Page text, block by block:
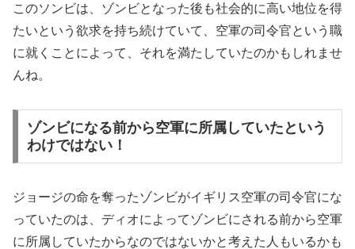
このソンビは、ゾンビとなった後も社会的に高い地位を得
たいという欲求を持ち続けていて、空軍の司令官という職
に就くことによって、それを満たしていたのかもしれませ
んね。
ゾンビになる前から空軍に所属していたという
わけではない！
ジョージの命を奪ったゾンビがイギリス空軍の司令官にな
っていたのは、ディオによってゾンビにされる前から空軍
に所属していたからなのではないかと考えた人もいるかも